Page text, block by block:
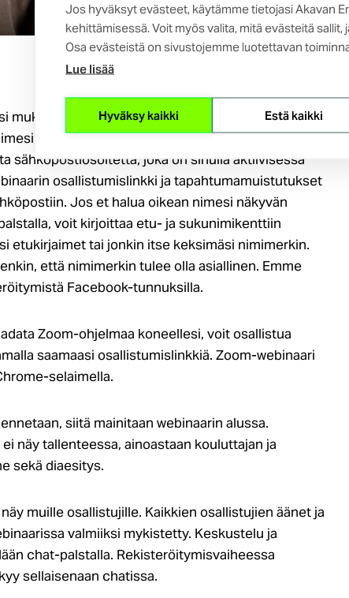
Jos hyväksyt evästeet, käytämme tietojasi Akavan
kehittämisessä. Voit myös valita, mitä evästeitä sallit,
Osa evästeistä on sivustojemme luotettavan
Lue lisää
Hyväksy kaikki Estä kaikki
mennessä(ulkoinen
linkki)
mukaan webinaariin, sinua pyydetään täyttämään
sähköpostiosoitteesi ja jäsenyhdistyksesi.
sähköpostiosoitetta, joka on sinulla aktiivisessa
osallistumislinkki ja tapahtumamuistutukset
Jos et halua oikean nimesi näkyvän
voit kirjoittaa etu- ja sukunimikenttiin
etukirjaimet tai jonkin itse keksimäsi nimimerkin.
että nimimerkin tulee olla asiallinen. Emme
Facebook-tunnuksilla.
Zoom-ohjelmaa koneellesi, voit osallistua
saamaasi osallistumislinkkiä. Zoom-webinaari
selaimella.
siitä mainitaan webinaarin alussa.
näy tallenteessa, ainoastaan kouluttajan ja
sekä diaesitys.
muille osallistujille. Kaikkien osallistujien äänet ja
valmiiksi mykistetty. Keskustelu ja
chat-palstalla. Rekisteröitymisvaiheessa
sellaisenaan chatissa.